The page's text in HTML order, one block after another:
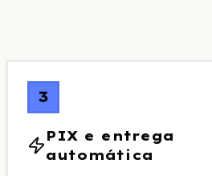
3
PIX e entrega
automática